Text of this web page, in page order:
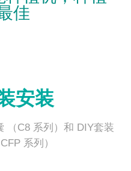
佳
安装
（C8 系列）和 DIY套装
系列）